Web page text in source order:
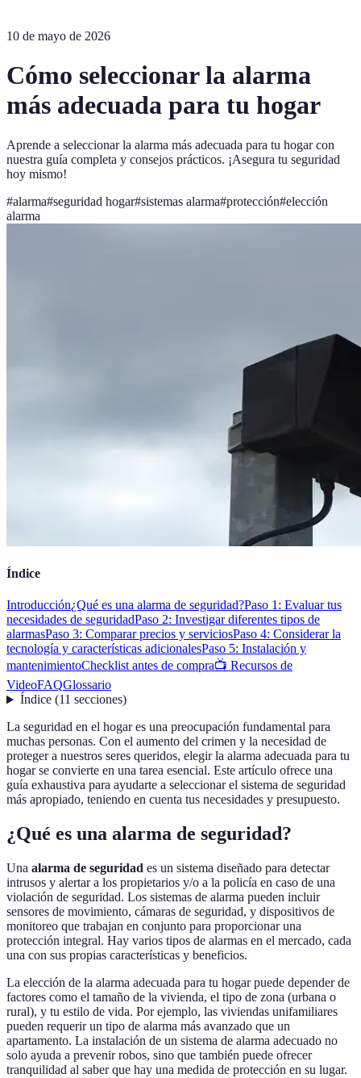
10 de mayo de 2026
Cómo seleccionar la alarma
más adecuada para tu hogar
Aprende a seleccionar la alarma más adecuada para tu hogar con
nuestra guía completa y consejos prácticos. ¡Asegura tu seguridad
hoy mismo!
#alarma#seguridad hogar#sistemas alarma#protección#elección
alarma
Índice
Introducción¿Qué es una alarma de seguridad?Paso 1: Evaluar tus
necesidades de seguridadPaso 2: Investigar diferentes tipos de
alarmasPaso 3: Comparar precios y serviciosPaso 4: Considerar la
tecnología y características adicionalesPaso 5: Instalación y
mantenimientoChecklist antes de compra📺 Recursos de
VideoFAQGlossario
Índice(11 secciones)
La seguridad en el hogar es una preocupación fundamental para
muchas personas. Con el aumento del crimen y la necesidad de
proteger a nuestros seres queridos, elegir la alarma adecuada para tu
hogar se convierte en una tarea esencial. Este artículo ofrece una
guía exhaustiva para ayudarte a seleccionar el sistema de seguridad
más apropiado, teniendo en cuenta tus necesidades y presupuesto.
¿Qué es una alarma de seguridad?
Una alarma de seguridad es un sistema diseñado para detectar
intrusos y alertar a los propietarios y/o a la policía en caso de una
violación de seguridad. Los sistemas de alarma pueden incluir
sensores de movimiento, cámaras de seguridad, y dispositivos de
monitoreo que trabajan en conjunto para proporcionar una
protección integral. Hay varios tipos de alarmas en el mercado, cada
una con sus propias características y beneficios.
La elección de la alarma adecuada para tu hogar puede depender de
factores como el tamaño de la vivienda, el tipo de zona (urbana o
rural), y tu estilo de vida. Por ejemplo, las viviendas unifamiliares
pueden requerir un tipo de alarma más avanzado que un
apartamento. La instalación de un sistema de alarma adecuado no
solo ayuda a prevenir robos, sino que también puede ofrecer
tranquilidad al saber que hay una medida de protección en su lugar.